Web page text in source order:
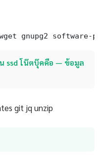
gnupg2 software-
ssd โน๊ตบุ๊คคือ — ข้อมูล
git jq unzip